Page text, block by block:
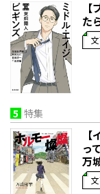
た
5 特集
っ
万